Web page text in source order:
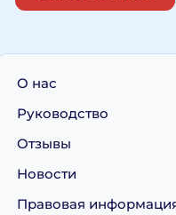
О нас
Руководство
Отзывы
Новости
Правовая